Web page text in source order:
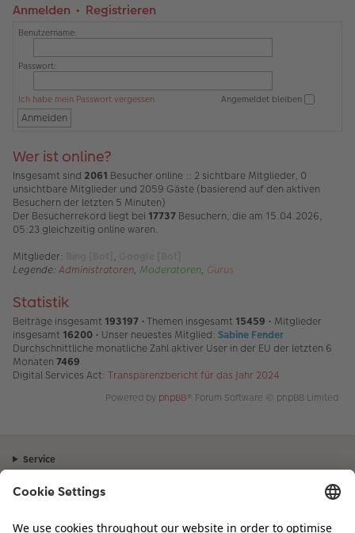
Anmelden • Registrieren
Benutzername:
Passwort:
Ich habe mein Passwort vergessen Angemeldet bleiben
Wer ist online?
Insgesamt sind 2061 Besucher online :: 2 sichtbare Mitglieder, 0
unsichtbare Mitglieder und 2059 Gäste (basierend auf den aktiven
Besuchern der letzten 5 Minuten)
Der Besucherrekord liegt bei 17737 Besuchern, die am 15.04.2026,
05:23 gleichzeitig online waren.
Mitglieder:
,
Legende: Administratoren, Moderatoren, Gurus
Statistik
Beiträge insgesamt 193197 • Themen insgesamt 15459 • Mitglieder
insgesamt 16200 • Unser neuestes Mitglied: Sabine Fender
Durchschnittliche monatliche Zahl aktiver User in der EU der letzten 6
Monaten 7469
Digital Services Act: Transparenzbericht für das Jahr 2024
Powered by phpBB® Forum Software © phpBB Limited
Service